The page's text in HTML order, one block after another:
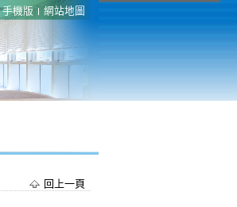
手機版 網站地圖
回上一頁